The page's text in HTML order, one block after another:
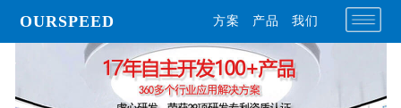
OURSPEED 方案 产品 我们